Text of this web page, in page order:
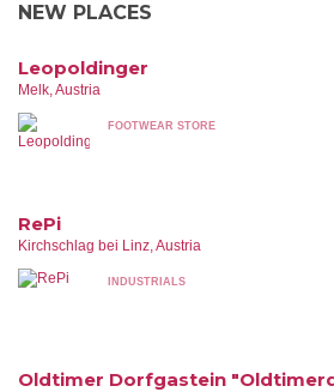
NEW PLACES
Leopoldinger
Melk, Austria
FOOTWEAR STORE
RePi
Kirchschlag bei Linz, Austria
INDUSTRIALS
Oldtimer Dorfgastein